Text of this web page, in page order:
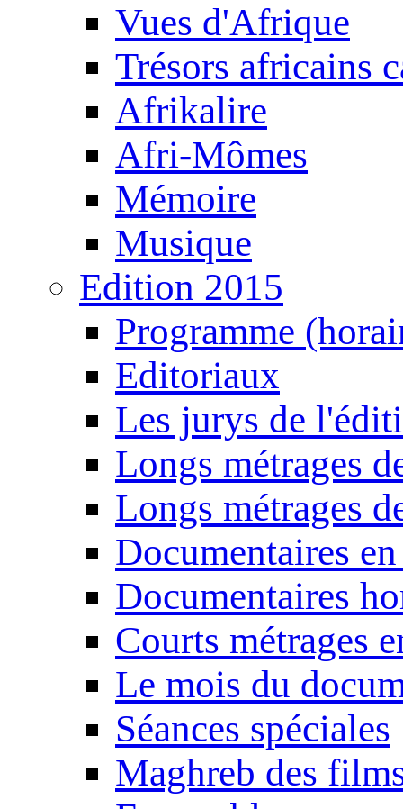
Vues d'Afrique
Trésors africains
Afrikalire
Afri-Mômes
Mémoire
Musique
Edition 2015
Programme
Editoriaux
Les jurys de
Longs métrages
Longs métrages
Documentaires
Documentaires
Courts métrages
Le mois du
Séances spéciales
Maghreb des